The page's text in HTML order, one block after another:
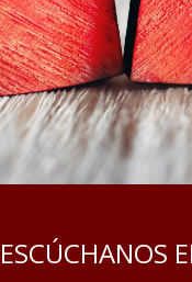
ESCÚCHANOS